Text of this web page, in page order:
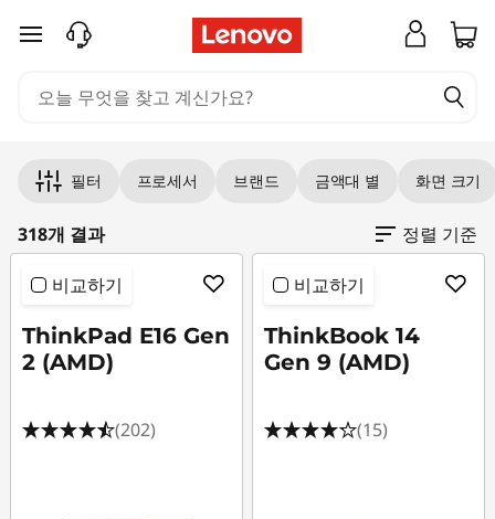
주요 콘텐츠로 건너뛰기
필터 프로세서 브랜드 금액대 별 화면 크기
318개 결과 정렬 기준
비교하기
ThinkPad E16 Gen
2 (AMD)
(202)
비교하기
ThinkBook 14
Gen 9 (AMD)
(15)